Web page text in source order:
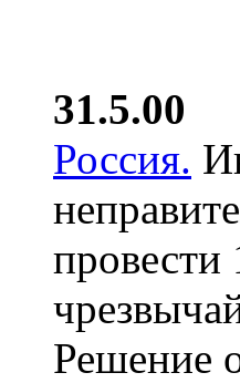
31.5.00
Россия.
Решение